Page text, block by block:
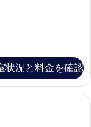
状況と料金を確認
カーテン、WiFi (無料)